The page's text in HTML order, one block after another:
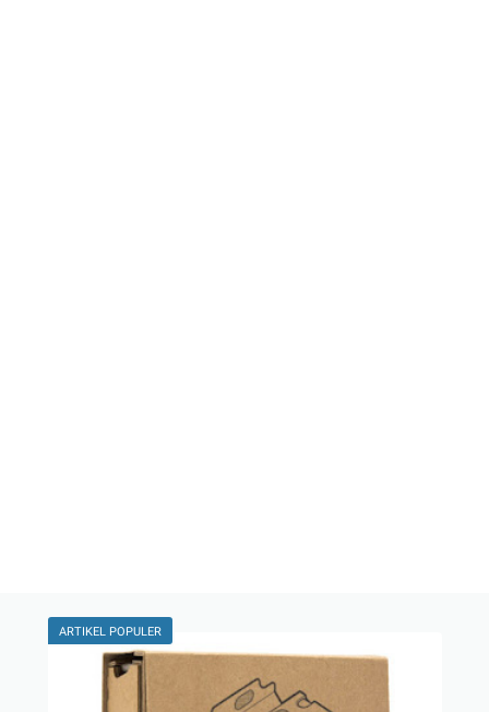
ARTIKEL POPULER